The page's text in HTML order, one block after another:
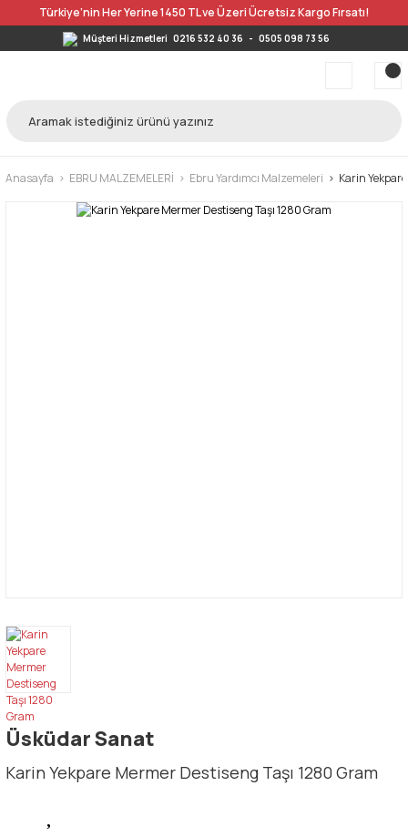
Türkiye’nin Her Yerine 1450 TL ve Üzeri Ücretsiz Kargo Fırsatı!
Müşteri Hizmetleri 0216 532 40 36 - 0505 098 73 56
Anasayfa EBRU MALZEMELERİ Ebru Yardımcı Malzemeleri Karin
Üsküdar Sanat
Karin Yekpare Mermer Destiseng Taşı 1280 Gram